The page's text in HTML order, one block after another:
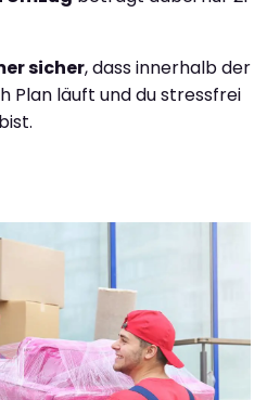
sicher, dass innerhalb der
Plan läuft und du stressfrei